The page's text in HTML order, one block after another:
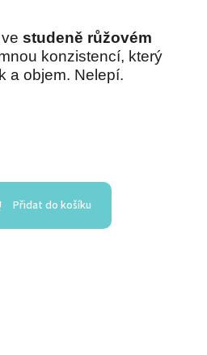
studeně růžovém
konzistencí, který
a objem. Nelepí.
Přidat do košíku